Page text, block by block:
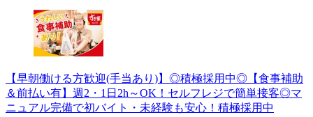
【早朝働ける方歓迎(手当あり)】◎積極採用中◎【食事補助
＆前払い有】週2・1日2h～OK！セルフレジで簡単接客◎マ
ニュアル完備で初バイト・未経験も安心！積極採用中